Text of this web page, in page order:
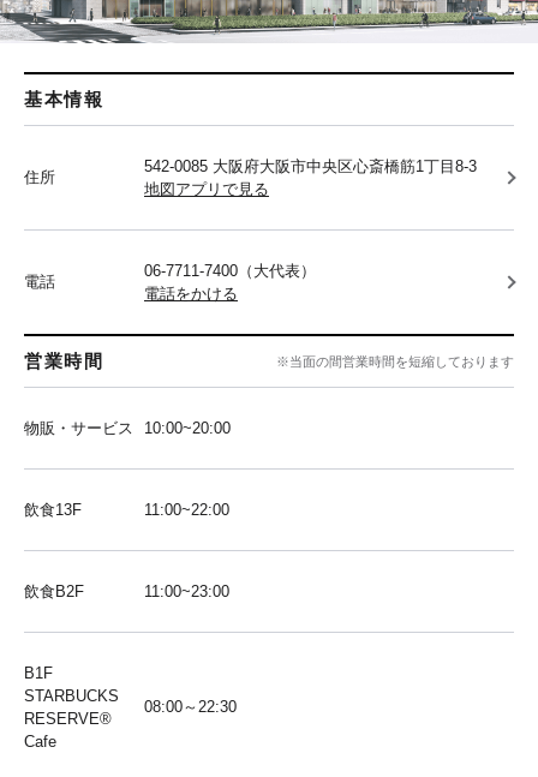
基本情報
住所
542-0085 大阪府大阪市中央区心斎橋筋1丁目8-3
地図アプリで見る
電話
06-7711-7400（大代表）
電話をかける
営業時間 ※当面の間営業時間を短縮しております
物販・サービス 10:00~20:00
飲食13F 11:00~22:00
飲食B2F 11:00~23:00
B1F
STARBUCKS
RESERVE®︎
Cafe
08:00～22:30